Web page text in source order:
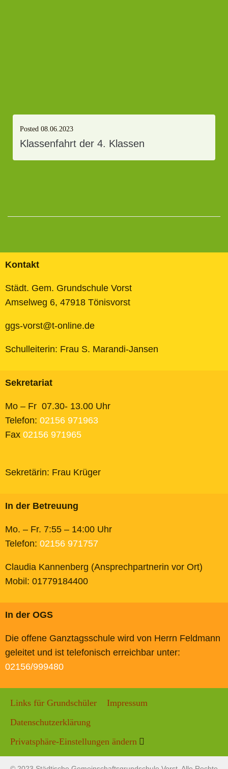
Posted 08.06.2023
Klassenfahrt der 4. Klassen
Kontakt
Städt. Gem. Grundschule Vorst
Amselweg 6, 47918 Tönisvorst
ggs-vorst@t-online.de
Schulleiterin: Frau S. Marandi-Jansen
Sekretariat
Mo – Fr 07.30- 13.00 Uhr
Telefon: 02156 971963
Fax 02156 971965
Sekretärin: Frau Krüger
In der Betreuung
Mo. – Fr. 7:55 – 14:00 Uhr
Telefon: 02156 971757
Claudia Kannenberg (Ansprechpartnerin vor Ort)
Mobil: 01779184400
In der OGS
Die offene Ganztagsschule wird von Herrn Feldmann
geleitet und ist telefonisch erreichbar unter:
02156/999480
Links für Grundschüler
Impressum
Datenschutzerklärung
Privatsphäre-Einstellungen ändern